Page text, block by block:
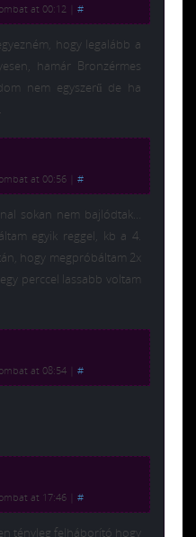
at 00:12 #
hogy legalább a
hamár Bronzérmes
nem egyszerű de ha
at 00:56 #
sokan nem bajlódtak…
egyik reggel, kb a 4.
hogy megpróbáltam 2x
perccel lassabb voltam
at 08:54 #
at 17:46 #
tényleg felháborító hogy